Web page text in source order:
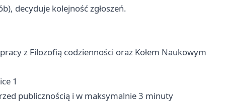
decyduje kolejność zgłoszeń.
z Filozofią codzienności oraz Kołem Naukowym
1
publicznością i w maksymalnie 3 minuty